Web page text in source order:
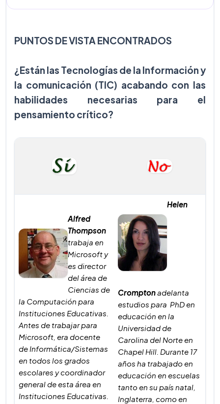
PUNTOS DE VISTA ENCONTRADOS
¿Están las Tecnologías de la Información y
la comunicación (TIC) acabando con las
habilidades necesarias para el
pensamiento crítico?
Alfred
Thompson
trabaja en
Microsoft y
es director
del área de
Ciencias de
la Computación para
Instituciones Educativas.
Antes de trabajar para
Microsoft, era docente
de Informática/Sistemas
en todos los grados
escolares y coordinador
general de esta área en
Instituciones Educativas.
Helen
Cromptonadelanta
estudios para PhD en
educación en la
Universidad de
Carolina del Norte en
Chapel Hill. Durante 17
años ha trabajado en
educación en escuelas
tanto en su país natal,
Inglaterra, como en